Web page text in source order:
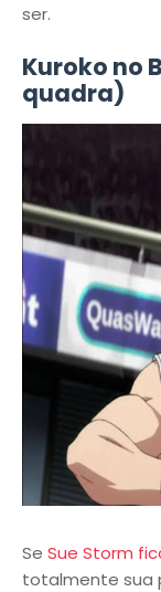
ser.
Kuroko no
quadra)
Se Sue Storm
totalmente sua